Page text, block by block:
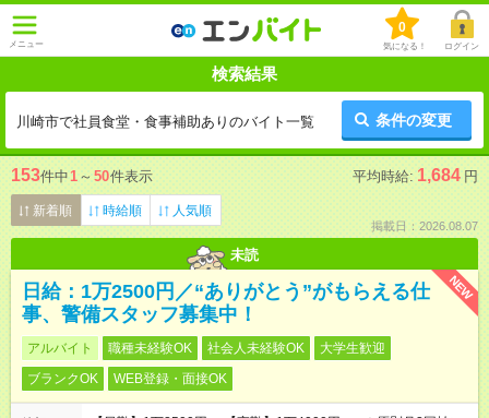
メニュー
0
気になる！ ログイン
検索結果
川崎市で社員食堂・食事補助ありのバイト一覧 条件の変更
153件中1 ～ 50件表示 平均時給: 1,684 円
新着順 時給順 人気順
掲載日：2026.08.07
未読
NEW
日給：1万2500円／“ありがとう”がもらえる仕
事、警備スタッフ募集中！
アルバイト 職種未経験OK 社会人未経験OK
大学生歓迎
ブランクOK
WEB登録・面接OK